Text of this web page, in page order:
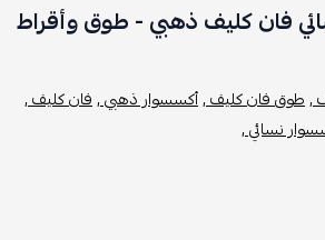
فان كليف ذهبي - طوق وأقراط
,طوق فان كليف ,أكسسوار ذهبي ,فان كليف ,
نسائي ,